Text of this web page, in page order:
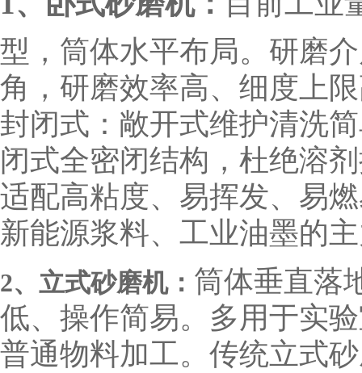
型，筒体水平布局。研磨
角，研磨效率高、细度上
封闭式：敞开式维护清洗
闭式全密闭结构，杜绝溶
适配高粘度、易挥发、易
新能源浆料、工业油墨的
2、立式砂磨机： 筒体垂直落
低、操作简易。多用于实
普通物料加工。传统立式